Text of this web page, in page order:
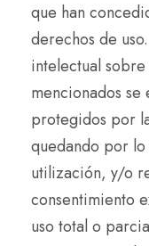
que han
derechos de
intelectual
mencionados
protegidos por
quedando por
utilización, y/o
consentimiento
uso total o